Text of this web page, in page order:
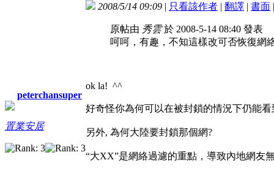
peterchansuper
置業安居
2008/5/14 09:09 | 只看該作者 | 翻譯 | 書面
原帖由 秀雲於 2008-5-14 08:40 發表
呵呵，有趣，不知這樣改可否恢復網
ok la! ^^
好奇怪你為何可以在被封鎖的情況下仍能看
另外, 為何大陸要封鎖那個網?
“大XX”是網絡過濾的重點，導致內地網友